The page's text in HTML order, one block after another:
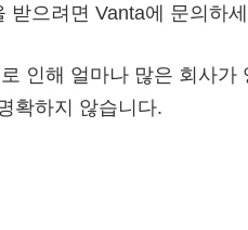
받으려면 Vanta에 문의하
인해 얼마나 많은 회사가
확하지 않습니다.